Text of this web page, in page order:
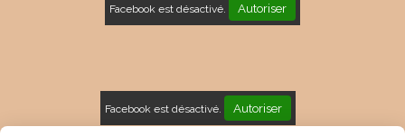
Facebook est désactivé. Autoriser
Facebook est désactivé. Autoriser